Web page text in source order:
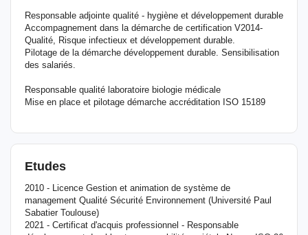
Responsable adjointe qualité - hygiène et développement durable
Accompagnement dans la démarche de certification V2014-
Qualité, Risque infectieux et développement durable.
Pilotage de la démarche développement durable. Sensibilisation
des salariés.
Responsable qualité laboratoire biologie médicale
Mise en place et pilotage démarche accréditation ISO 15189
Etudes
2010 - Licence Gestion et animation de système de
management Qualité Sécurité Environnement (Université Paul
Sabatier Toulouse)
2021 - Certificat d'acquis professionnel - Responsable